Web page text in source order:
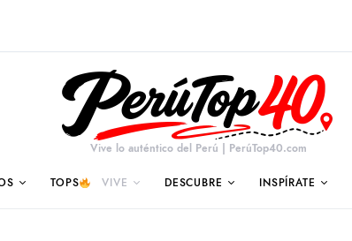
Vive lo auténtico del Perú | PerúTop40.com
TOPS VIVE DESCUBRE INSPÍRATE